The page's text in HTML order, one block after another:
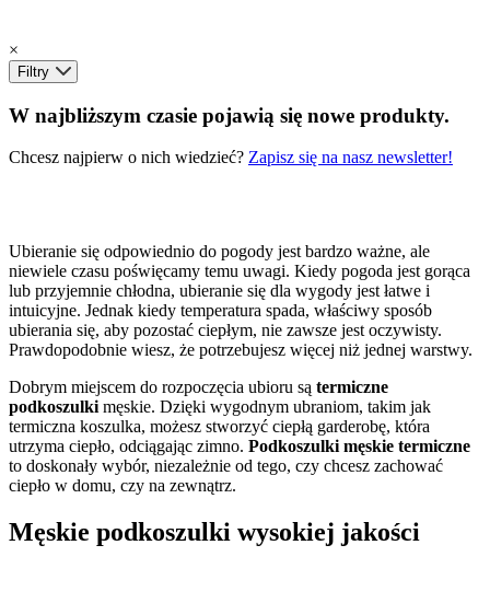
×
Filtry
W najbliższym czasie pojawią się nowe produkty.
Chcesz najpierw o nich wiedzieć? Zapisz się na nasz newsletter!
Ubieranie się odpowiednio do pogody jest bardzo ważne, ale
niewiele czasu poświęcamy temu uwagi. Kiedy pogoda jest gorąca
lub przyjemnie chłodna, ubieranie się dla wygody jest łatwe i
intuicyjne. Jednak kiedy temperatura spada, właściwy sposób
ubierania się, aby pozostać ciepłym, nie zawsze jest oczywisty.
Prawdopodobnie wiesz, że potrzebujesz więcej niż jednej warstwy.
Dobrym miejscem do rozpoczęcia ubioru są termiczne
podkoszulki męskie. Dzięki wygodnym ubraniom, takim jak
termiczna koszulka, możesz stworzyć ciepłą garderobę, która
utrzyma ciepło, odciągając zimno. Podkoszulki męskie termiczne
to doskonały wybór, niezależnie od tego, czy chcesz zachować
ciepło w domu, czy na zewnątrz.
Męskie podkoszulki wysokiej jakości